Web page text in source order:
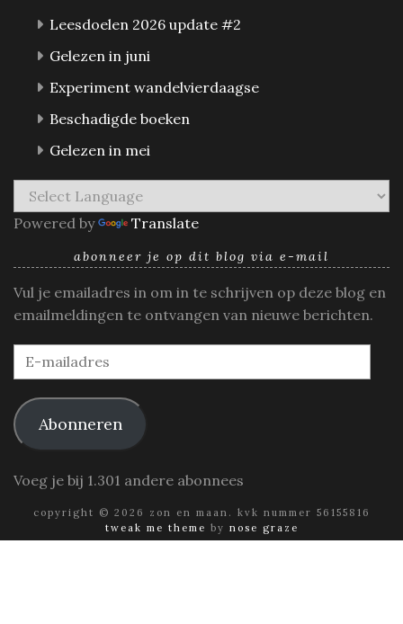
Leesdoelen 2026 update #2
Gelezen in juni
Experiment wandelvierdaagse
Beschadigde boeken
Gelezen in mei
Powered by Translate
abonneer je op dit blog via e-mail
Vul je emailadres in om in te schrijven op deze blog en
emailmeldingen te ontvangen van nieuwe berichten.
E-
mailadres
Abonneren
Voeg je bij 1.301 andere abonnees
copyright © 2026 zon en maan. kvk nummer 56155816
tweak me theme by nose graze